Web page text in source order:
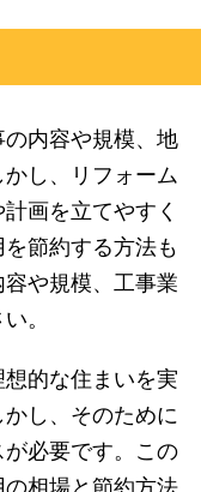
内容や規模、地
し、リフォーム
画を立てやすく
節約する方法も
や規模、工事業
。
的な住まいを実
し、そのために
必要です。この
相場と節約方法